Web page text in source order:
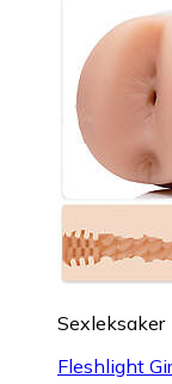
Sexleksaker
Fleshlight